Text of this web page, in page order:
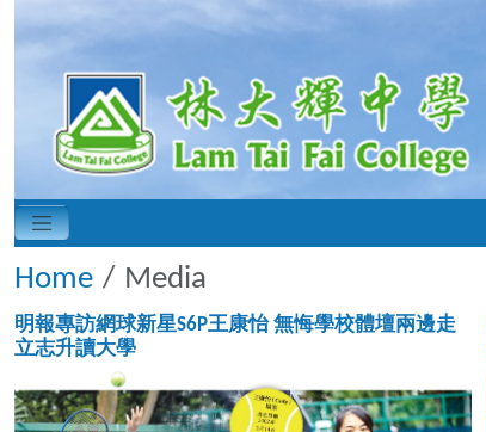
Home Media
明報專訪網球新星S6P王康怡 無悔學校體壇兩邊走
立志升讀大學